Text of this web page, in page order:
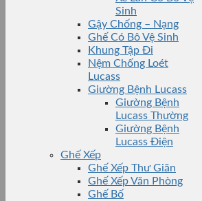
Sinh
Gậy Chống – Nạng
Ghế Có Bô Vệ Sinh
Khung Tập Đi
Nệm Chống Loét
Lucass
Giường Bệnh Lucass
Giường Bệnh
Lucass Thường
Giường Bệnh
Lucass Điện
Ghế Xếp
Ghế Xếp Thư Giãn
Ghế Xếp Văn Phòng
Ghế Bố